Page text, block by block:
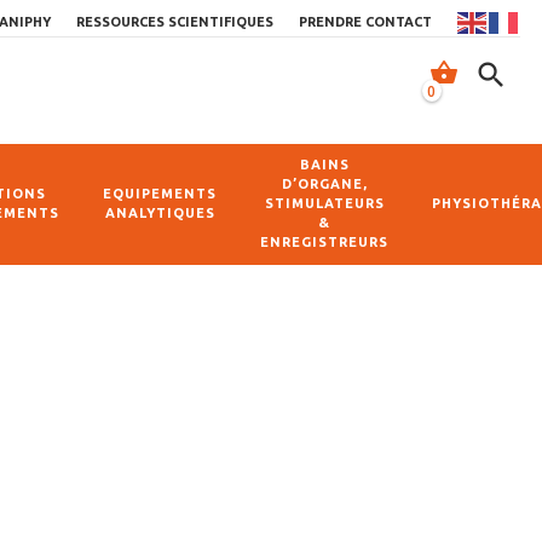
0
shopping_basket search
RESSOURCES SCIENTIFIQUES PRENDRE CONTACT
EQUIPEMENTS
ANALYTIQUES
BAINS
D’ORGANE,
STIMULATEURS
&
ENREGISTREURS